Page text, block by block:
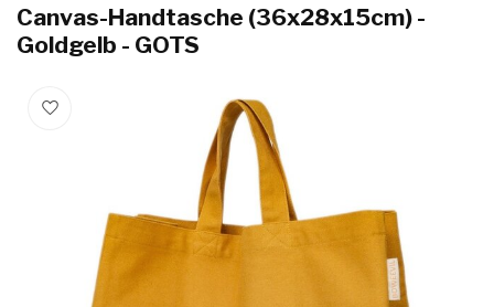
Canvas-Handtasche (36x28x15cm) -
Goldgelb - GOTS